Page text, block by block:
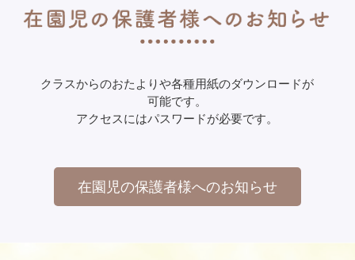
クラスからのおたよりや各種用紙のダウンロードが
可能です。
アクセスにはパスワードが必要です。
在園児の保護者様へのお知らせ